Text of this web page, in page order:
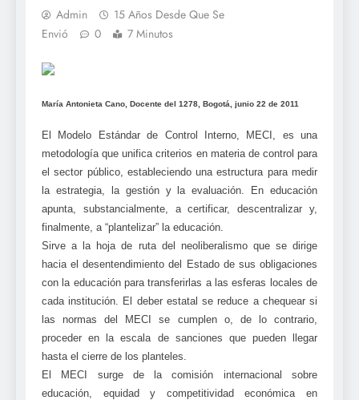
Admin
15 Años Desde Que Se
Envió
0 7 Minutos
María Antonieta Cano, Docente del 1278, Bogotá, junio 22 de 2011
El Modelo Estándar de Control Interno, MECI, es una
metodología que unifica criterios en materia de control para
el sector público, estableciendo una estructura para medir
la estrategia, la gestión y la evaluación. En educación
apunta, substancialmente, a certificar, descentralizar y,
finalmente, a “plantelizar” la educación.
Sirve a la hoja de ruta del neoliberalismo que se dirige
hacia el desentendimiento del Estado de sus obligaciones
con la educación para transferirlas a las esferas locales de
cada institución. El deber estatal se reduce a chequear si
las normas del MECI se cumplen o, de lo contrario,
proceder en la escala de sanciones que pueden llegar
hasta el cierre de los planteles.
El MECI surge de la comisión internacional sobre
educación, equidad y competitividad económica en